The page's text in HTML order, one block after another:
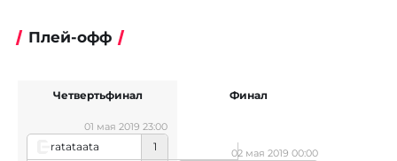
Плей-офф
ratataata
1
01 мая 2019 23:00
Четвертьфинал
02 мая 2019 00:00
Финал